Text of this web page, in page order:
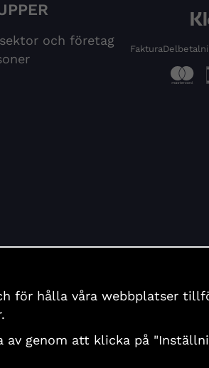
och företag
Faktura
för hålla våra webbplatser
genom att klicka på